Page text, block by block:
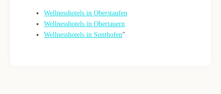
Wellnesshotels in Oberstaufen
Wellnesshotels in Obertauern
Wellnesshotels in Sonthofen"